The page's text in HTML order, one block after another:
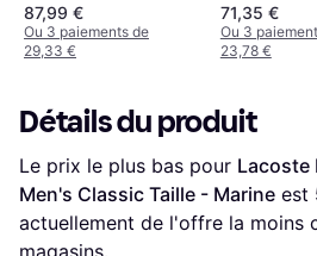
87,99 €
Ou 3 paiements de
29,33 €
71,35 €
Ou 3
23,78 €
Détails du produit
Le prix le plus bas pour Lacoste
Men's Classic Taille - Marine est
actuellement de l'offre la moins
magasins.